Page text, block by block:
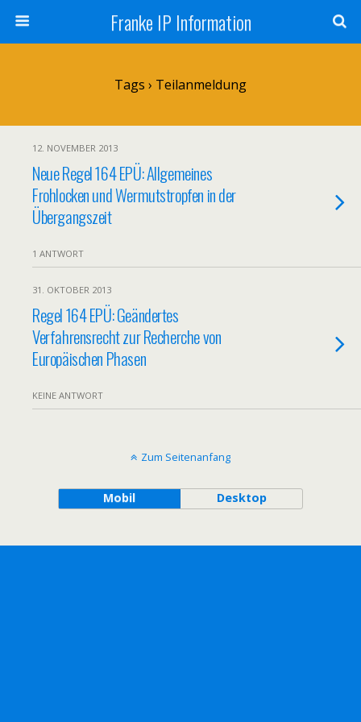
Franke IP Information
Tags › Teilanmeldung
12. NOVEMBER 2013
Neue Regel 164 EPÜ: Allgemeines
Frohlocken und Wermutstropfen in der
Übergangszeit
1 ANTWORT
31. OKTOBER 2013
Regel 164 EPÜ: Geändertes
Verfahrensrecht zur Recherche von
Europäischen Phasen
KEINE ANTWORT
Zum Seitenanfang
Mobil Desktop